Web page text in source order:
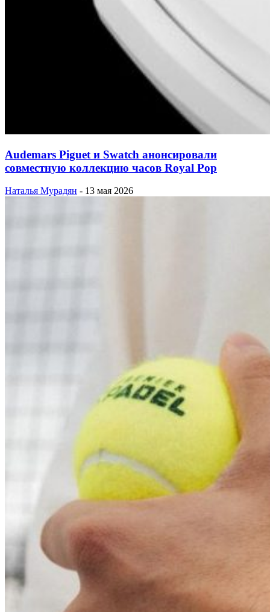
Audemars Piguet и Swatch анонсировали
совместную коллекцию часов Royal Pop
Наталья Мурадян - 13 мая 2026